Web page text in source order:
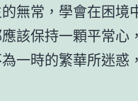
無常，學會在困境
該保持一顆平常心，
一時的繁華所迷惑，